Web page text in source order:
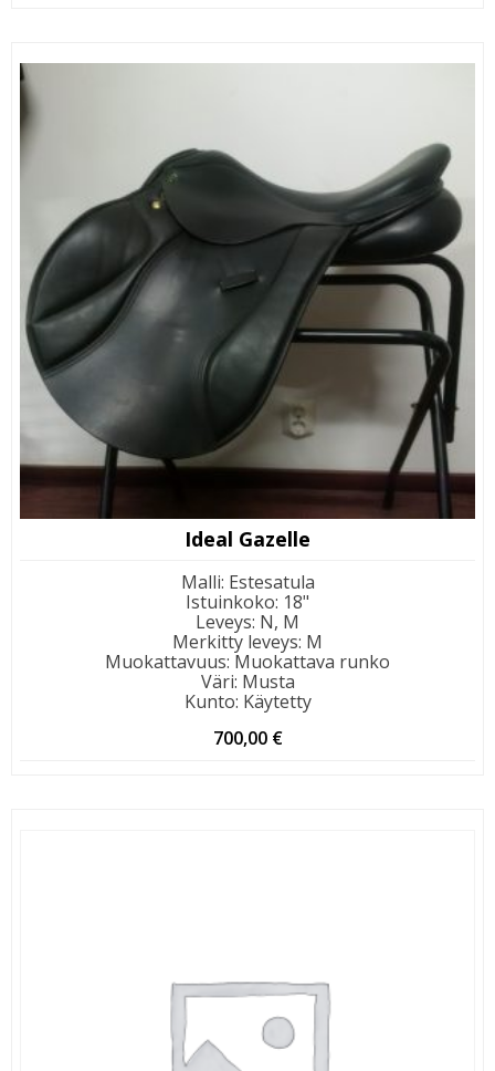
Ideal Gazelle
Malli: Estesatula
Istuinkoko: 18"
Leveys: N, M
Merkitty leveys: M
Muokattavuus: Muokattava runko
Väri: Musta
Kunto: Käytetty
700,00 €